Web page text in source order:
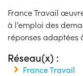
France Travail
à l’emploi des
réponses adaptées
Réseau(x) :
France Travail